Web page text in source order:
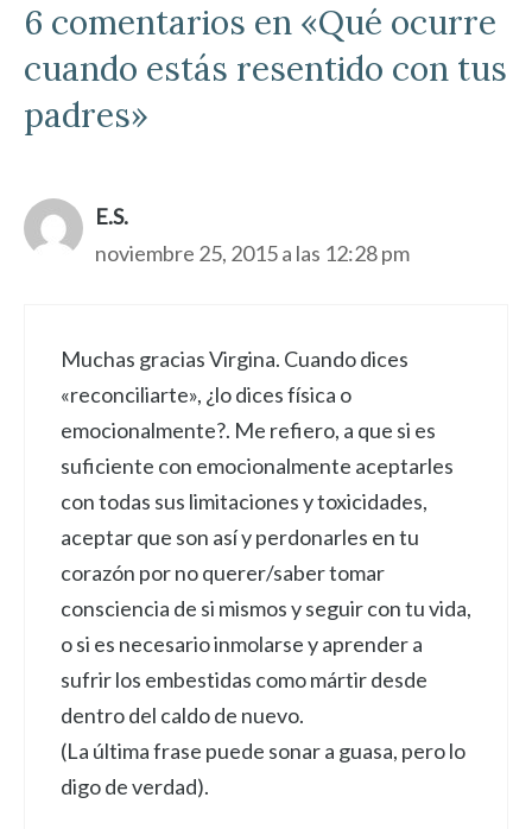
6 comentarios en «Qué ocurre
cuando estás resentido con tus
padres»
E.S.
noviembre 25, 2015 a las 12:28 pm
Muchas gracias Virgina. Cuando dices
«reconciliarte», ¿lo dices física o
emocionalmente?. Me refiero, a que si es
suficiente con emocionalmente aceptarles
con todas sus limitaciones y toxicidades,
aceptar que son así y perdonarles en tu
corazón por no querer/saber tomar
consciencia de si mismos y seguir con tu vida,
o si es necesario inmolarse y aprender a
sufrir los embestidas como mártir desde
dentro del caldo de nuevo.
(La última frase puede sonar a guasa, pero lo
digo de verdad).